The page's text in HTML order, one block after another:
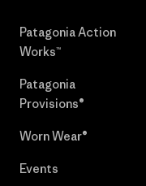
Patagonia Action
Works™
Patagonia
Provisions®
Worn Wear®
Events